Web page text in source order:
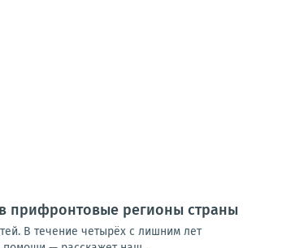
прифронтовые регионы страны
В течение четырёх с лишним лет